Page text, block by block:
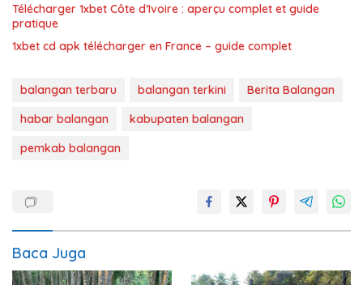
Télécharger 1xbet Côte d’Ivoire : aperçu complet et guide
pratique
1xbet cd apk télécharger en France – guide complet
balangan terbaru balangan terkini
Berita Balangan
habar balangan
kabupaten balangan
pemkab balangan
Baca Juga